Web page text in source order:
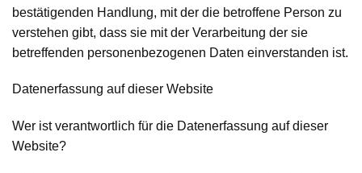
bestätigenden Handlung, mit der die betroffene Person zu
verstehen gibt, dass sie mit der Verarbeitung der sie
betreffenden personenbezogenen Daten einverstanden ist.
Datenerfassung auf dieser Website
Wer ist verantwortlich für die Datenerfassung auf dieser
Website?